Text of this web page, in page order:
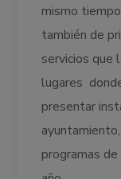
mismo
también de
servicios que
lugares
presentar
programas